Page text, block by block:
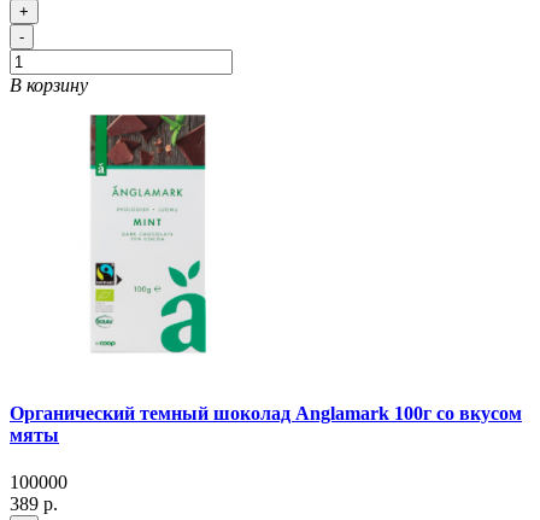
+
-
В корзину
Органический темный шоколад Anglamark 100г со вкусом
мяты
100000
389 р.